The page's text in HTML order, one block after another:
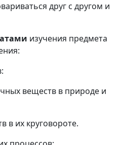
друг с другом и
изучения предмета
веществ в природе и
в их круговороте.